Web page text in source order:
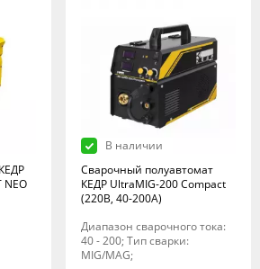
NEO
В наличии
Сварочный полуавтомат
КЕДР UltraMIG-200 Compact
(220B, 40-200A)
Диапазон сварочного тока:
40 - 200; Тип сварки:
MIG/MAG;